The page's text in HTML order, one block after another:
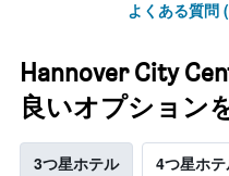
よくある質問
Hannover City
良いオプション
3つ星ホテル 4つ星ホ